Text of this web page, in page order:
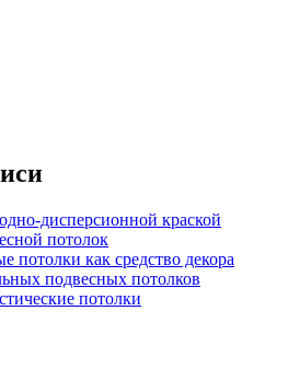
дисперсионной краской
потолок
потолки как средство декора
подвесных потолков
потолки